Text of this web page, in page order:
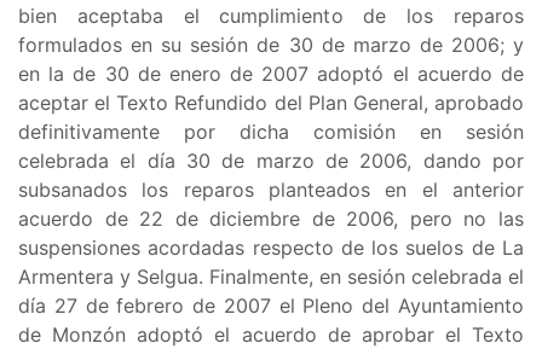
bien aceptaba el cumplimiento de los reparos
formulados en su sesión de 30 de marzo de 2006; y
en la de 30 de enero de 2007 adoptó el acuerdo de
aceptar el Texto Refundido del Plan General, aprobado
definitivamente por dicha comisión en sesión
celebrada el día 30 de marzo de 2006, dando por
subsanados los reparos planteados en el anterior
acuerdo de 22 de diciembre de 2006, pero no las
suspensiones acordadas respecto de los suelos de La
Armentera y Selgua. Finalmente, en sesión celebrada el
día 27 de febrero de 2007 el Pleno del Ayuntamiento
de Monzón adoptó el acuerdo de aprobar el Texto